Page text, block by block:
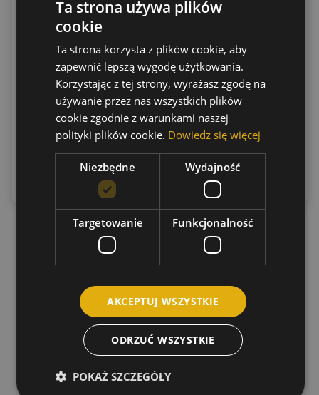
Głowica widełkowa
G20x40 prawa
gwint zwykły
zł (netto)
50.77zł (brutto)
Dodaj do
koszyka
gwint zwykły
Cena:
91.77zł (netto)
112.88zł
Dodaj do
koszyka
Ta strona używa plików
cookie
Ta strona korzysta z plików cookie, aby
zapewnić lepszą wygodę użytkowania.
Korzystając z tej strony, wyrażasz zgodę na
używanie przez nas wszystkich plików
cookie zgodnie z warunkami naszej
polityki plików cookie. Dowiedz się więcej
Niezbędne Wydajność
Targetowanie Funkcjonalność
AKCEPTUJ WSZYSTKIE
ODRZUĆ WSZYSTKIE
POKAŻ SZCZEGÓŁY